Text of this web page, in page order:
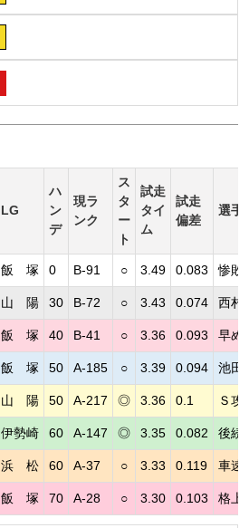
LG
ハ
ン
デ
現ラ
ンク
ス
タ
ー
ト
試走
タイ
ム
試走
偏差
選手
飯 塚 0 B-91 ○ 3.49 0.083 惨敗
山 陽 30 B-72 ○ 3.43 0.074 西村
飯 塚 40 B-41 ○ 3.36 0.093 早め
飯 塚 50 A-185 ○ 3.39 0.094 池田
山 陽 50 A-217 ◎ 3.36 0.1 Ｓ攻
伊勢崎 60 A-147 ◎ 3.35 0.082 後続
浜 松 60 A-37 ○ 3.33 0.119 車速
飯 塚 70 A-28 ○ 3.30 0.103 格上